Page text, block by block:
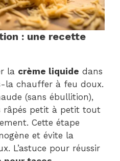
: une recette
la crème liquide dans
la chauffer à feu doux.
(sans ébullition),
râpés petit à petit tout
Cette étape
et évite la
L’astuce pour réussir